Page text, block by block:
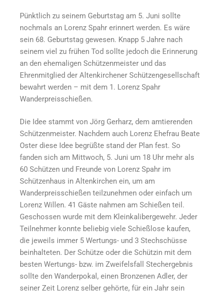
Pünktlich zu seinem Geburtstag am 5. Juni sollte
nochmals an Lorenz Spahr erinnert werden. Es wäre
sein 68. Geburtstag gewesen. Knapp 5 Jahre nach
seinem viel zu frühen Tod sollte jedoch die Erinnerung
an den ehemaligen Schützenmeister und das
Ehrenmitglied der Altenkirchener Schützengesellschaft
bewahrt werden – mit dem 1. Lorenz Spahr
Wanderpreisschießen.
Die Idee stammt von Jörg Gerharz, dem amtierenden
Schützenmeister. Nachdem auch Lorenz Ehefrau Beate
Oster diese Idee begrüßte stand der Plan fest. So
fanden sich am Mittwoch, 5. Juni um 18 Uhr mehr als
60 Schützen und Freunde von Lorenz Spahr im
Schützenhaus in Altenkirchen ein, um am
Wanderpreisschießen teilzunehmen oder einfach um
Lorenz Willen. 41 Gäste nahmen am Schießen teil.
Geschossen wurde mit dem Kleinkalibergewehr. Jeder
Teilnehmer konnte beliebig viele Schießlose kaufen,
die jeweils immer 5 Wertungs- und 3 Stechschüsse
beinhalteten. Der Schütze oder die Schützin mit dem
besten Wertungs- bzw. im Zweifelsfall Stechergebnis
sollte den Wanderpokal, einen Bronzenen Adler, der
seiner Zeit Lorenz selber gehörte, für ein Jahr sein